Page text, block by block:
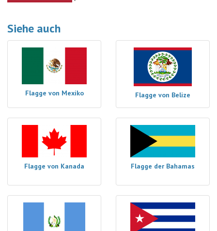
Siehe auch
Flagge von Mexiko Flagge von Belize
Flagge von Kanada Flagge der Bahamas